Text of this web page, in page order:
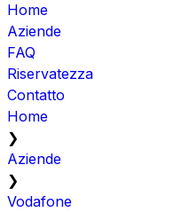
Home
Aziende
FAQ
Riservatezza
Contatto
Home
❯
Aziende
❯
Vodafone